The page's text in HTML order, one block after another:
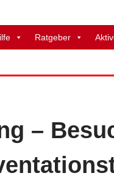
Ratgeber
–